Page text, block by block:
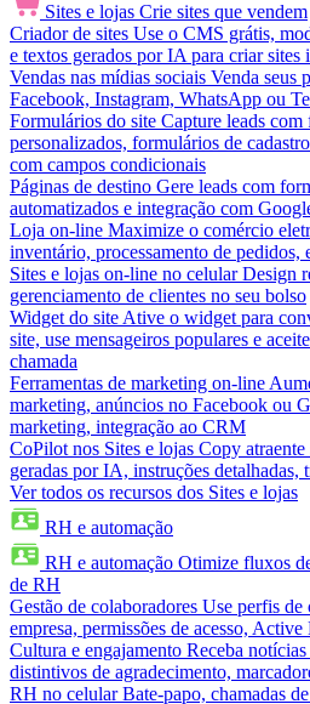
Sites e lojas Crie sites que vendem
Criador de sites Use o CMS grátis,
e textos gerados por IA para criar sites
Vendas nas mídias sociais Venda seus
Facebook, Instagram, WhatsApp ou
Formulários do site Capture leads
personalizados, formulários de
com campos condicionais
Páginas de destino Gere leads com
automatizados e integração com
Loja on-line Maximize o comércio
inventário, processamento de pedidos,
Sites e lojas on-line no celular Design
gerenciamento de clientes no seu bolso
Widget do site Ative o widget para
site, use mensageiros populares e
chamada
Ferramentas de marketing on-line
marketing, anúncios no Facebook ou
marketing, integração ao CRM
CoPilot nos Sites e lojas Copy atraente
geradas por IA, instruções detalhadas,
Ver todos os recursos dos Sites e lojas
RH e automação
RH e automação Otimize fluxos
de RH
Gestão de colaboradores Use perfis de
empresa, permissões de acesso,
Cultura e engajamento Receba notícias
distintivos de agradecimento,
RH no celular Bate-papo, chamadas